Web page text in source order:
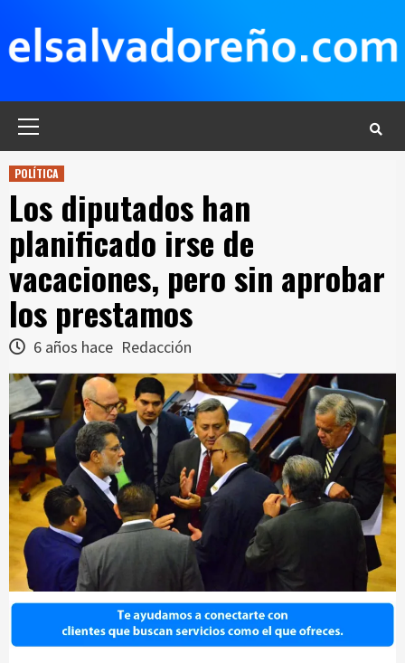
contenido
POLÍTICA
Los diputados han
planificado irse de
vacaciones, pero sin aprobar
los prestamos
6 años hace Redacción